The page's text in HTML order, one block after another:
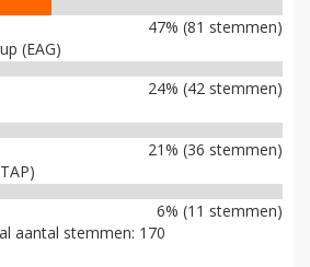
47% (81 stemmen)
(EAG)
24% (42 stemmen)
21% (36 stemmen)
6% (11 stemmen)
aantal stemmen: 170